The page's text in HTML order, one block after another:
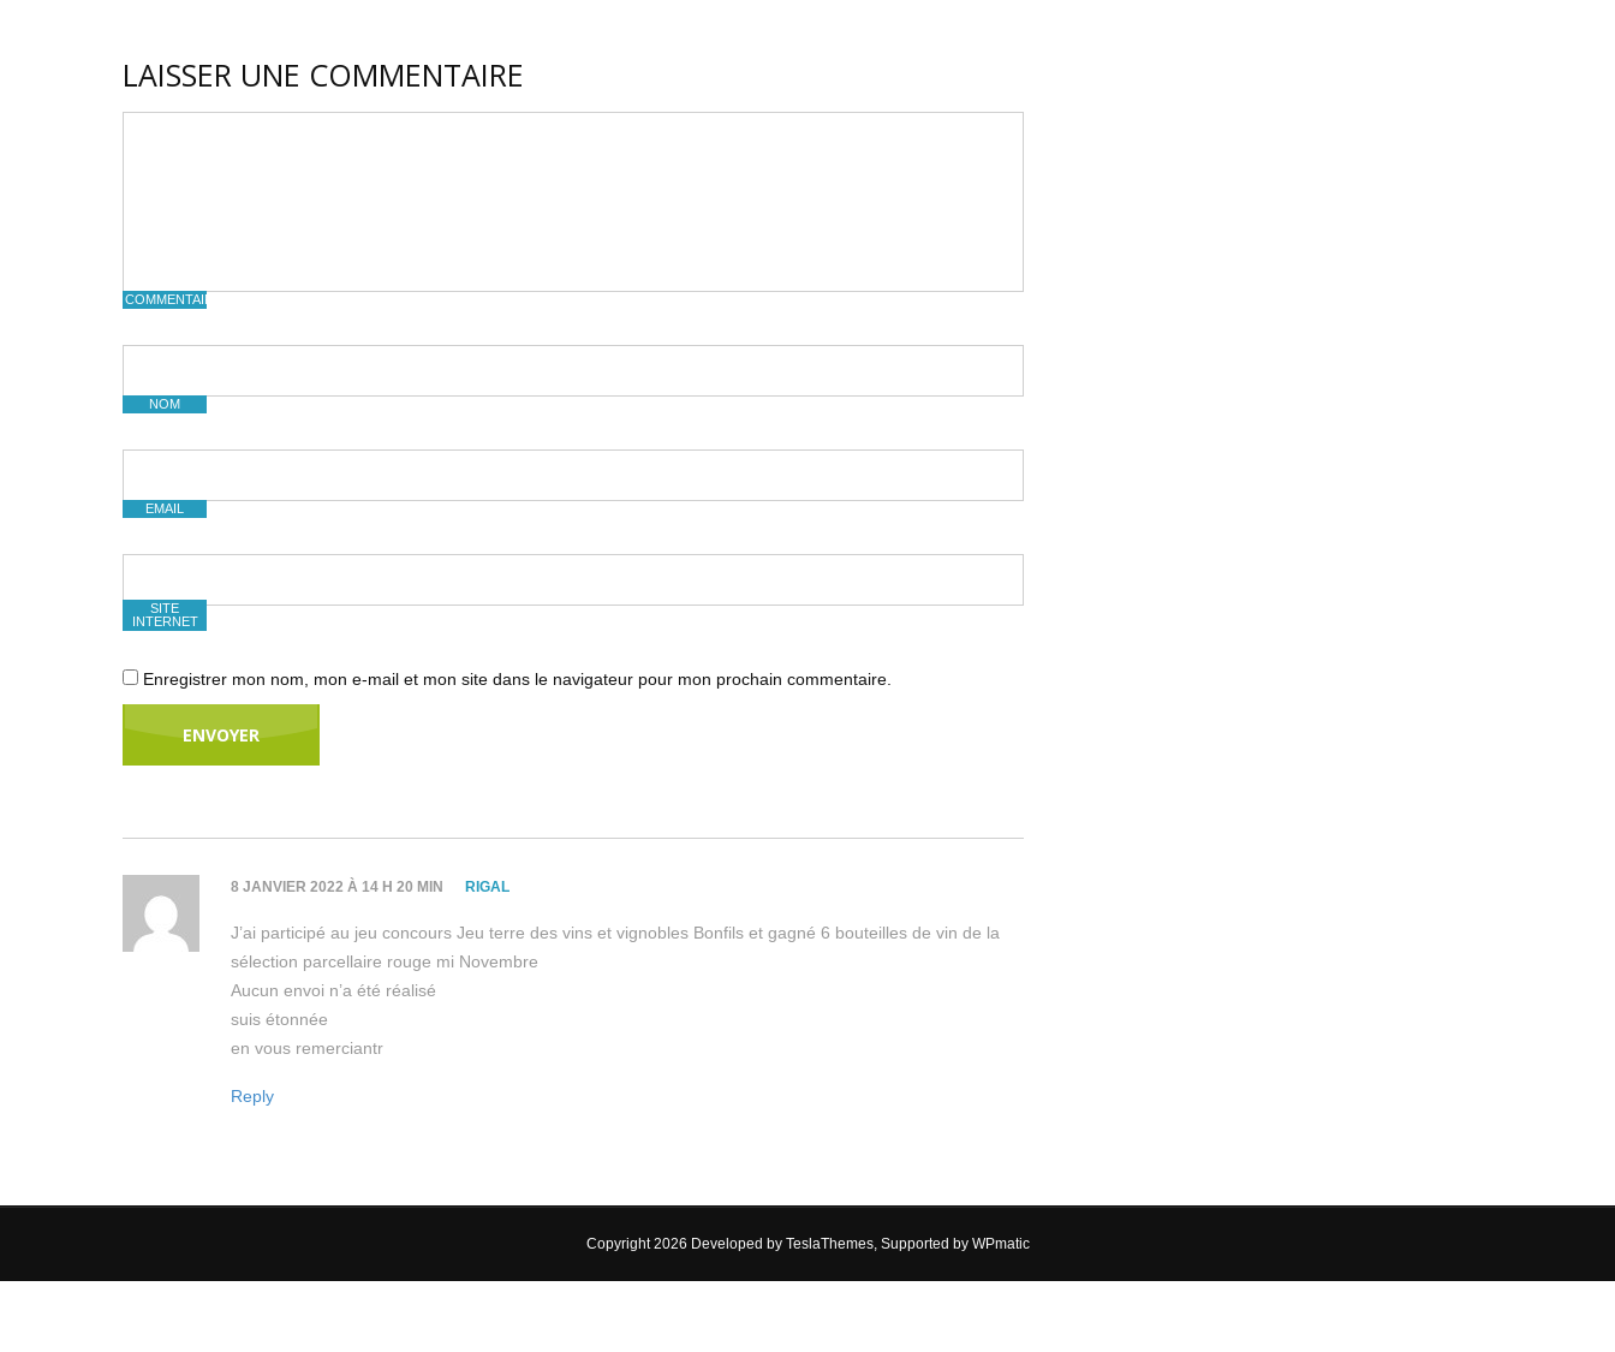
LAISSER UNE COMMENTAIRE
COMMENTAIRE
NOM
EMAIL
SITE
INTERNET
Enregistrer mon nom, mon e-mail et mon site dans le navigateur pour mon prochain commentaire.
8 JANVIER 2022 À 14 H 20 MIN RIGAL
J’ai participé au jeu concours Jeu terre des vins et vignobles Bonfils et gagné 6 bouteilles de vin de la
sélection parcellaire rouge mi Novembre
Aucun envoi n’a été réalisé
suis étonnée
en vous remerciantr
Reply
Copyright 2026 Developed by TeslaThemes, Supported by WPmatic